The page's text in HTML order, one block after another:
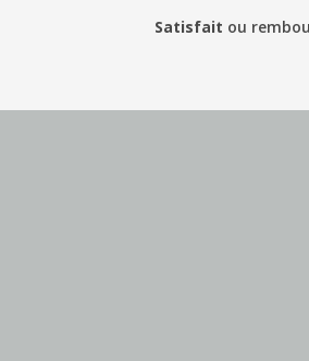
Satisfait ou